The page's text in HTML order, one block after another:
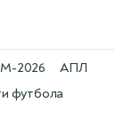
футбола
2026 АПЛ